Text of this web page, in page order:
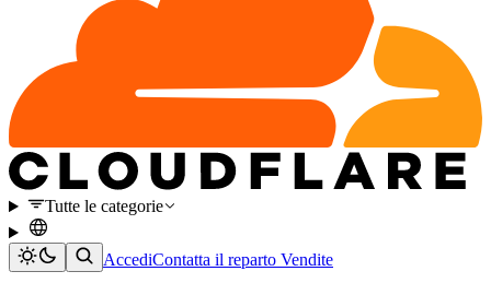
Tutte le categorie
AccediContatta il reparto Vendite